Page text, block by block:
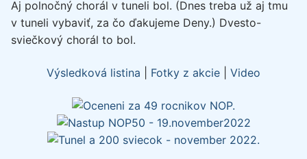
Aj polnočný chorál v tuneli bol. (Dnes treba už aj tmu
v tuneli vybaviť, za čo ďakujeme Deny.) Dvesto-
sviečkový chorál to bol.
Výsledková listina Fotky z akcie Video